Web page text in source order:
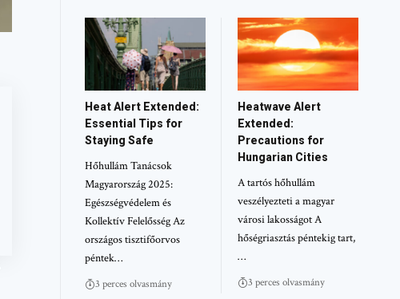
Heat Alert Extended:
Essential Tips for
Staying Safe
Hőhullám Tanácsok
Magyarország 2025:
Egészségvédelem és
Kollektív Felelősség Az
országos tisztifőorvos
péntek…
3 perces olvasmány
Heatwave Alert
Extended:
Precautions for
Hungarian Cities
A tartós hőhullám
veszélyezteti a magyar
városi lakosságot A
hőségriasztás péntekig tart,
…
3 perces olvasmány